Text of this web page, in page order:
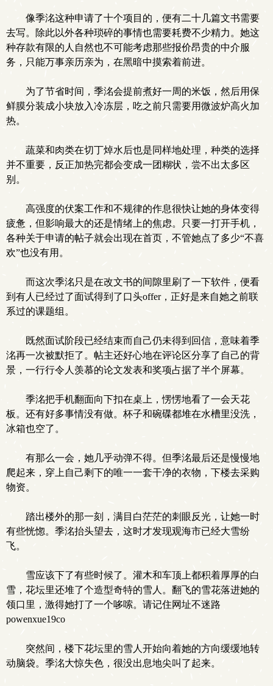
像季洺这种申请了十个项目的，便有二十几篇文书需要
去写。除此以外各种琐碎的事情也需要耗费不少精力。她这
种存款有限的人自然也不可能考虑那些报价昂贵的中介服
务，只能万事亲历亲为，在黑暗中摸索着前进。
为了节省时间，季洺会提前煮好一周的米饭，然后用保
鲜膜分装成小块放入冷冻层，吃之前只需要用微波炉高火加
热。
蔬菜和肉类在切丁焯水后也是同样地处理，种类的选择
并不重要，反正加热完都会变成一团糊状，尝不出太多区
别。
高强度的伏案工作和不规律的作息很快让她的身体变得
疲惫，但影响最大的还是情绪上的焦虑。只要一打开手机，
各种关于申请的帖子就会出现在首页，不管她点了多少“不喜
欢”也没有用。
而这次季洺只是在改文书的间隙里刷了一下软件，便看
到有人已经过了面试得到了口头offer，正好是来自她之前联
系过的课题组。
既然面试阶段已经结束而自己仍未得到回信，意味着季
洺再一次被默拒了。帖主还好心地在评论区分享了自己的背
景，一行行令人羡慕的论文发表和奖项占据了半个屏幕。
季洺把手机翻面向下扣在桌上，愣愣地看了一会天花
板。还有好多事情没有做。杯子和碗碟都堆在水槽里没洗，
冰箱也空了。
有那么一会，她几乎动弹不得。但季洺最后还是慢慢地
爬起来，穿上自己剩下的唯一一套干净的衣物，下楼去采购
物资。
踏出楼外的那一刻，满目白茫茫的刺眼反光，让她一时
有些恍惚。季洺抬头望去，这时才发现观海市已经大雪纷
飞。
雪应该下了有些时候了。灌木和车顶上都积着厚厚的白
雪，花坛里还堆了个造型奇特的雪人。翻飞的雪花落进她的
领口里，激得她打了一个哆嗦。请记住网址不迷路
powenxue19co
突然间，楼下花坛里的雪人开始向着她的方向缓缓地转
动脑袋。季洺大惊失色，很没出息地尖叫了起来。